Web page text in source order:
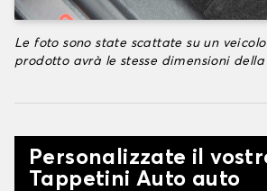
Le foto sono state scattate su un
prodotto avrà le stesse dimensioni
Personalizzate il
Tappetini Auto auto